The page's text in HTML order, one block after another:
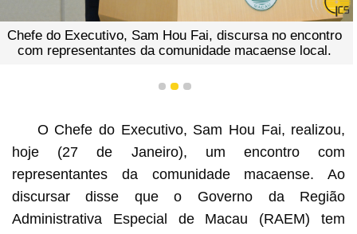
Chefe do Executivo, Sam Hou Fai, discursa no encontro
com representantes da comunidade macaense local.
1 2 3
O Chefe do Executivo, Sam Hou Fai, realizou,
hoje (27 de Janeiro), um encontro com
representantes da comunidade macaense. Ao
discursar disse que o Governo da Região
Administrativa Especial de Macau (RAEM) tem